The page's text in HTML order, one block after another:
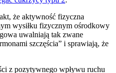
że aktywność fizyczna
wysiłku fizycznym ośrodkowy
uwalniają tak zwane
szczęścia” i sprawiają, że
z pozytywnego wpływu ruchu